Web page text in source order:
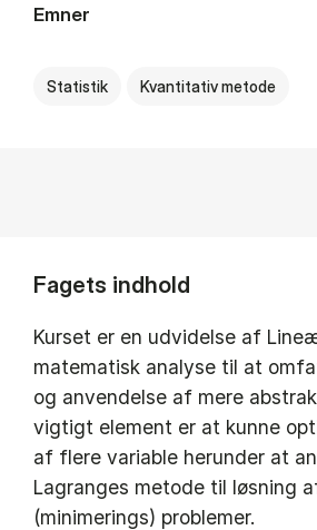
Emner
Statistik Kvantitativ metode
Fagets indhold
Kurset er en udvidelse af
matematisk analyse til at
og anvendelse af mere
vigtigt element er at kunne
af flere variable herunder at
Lagranges metode til løsning
(minimerings) problemer.